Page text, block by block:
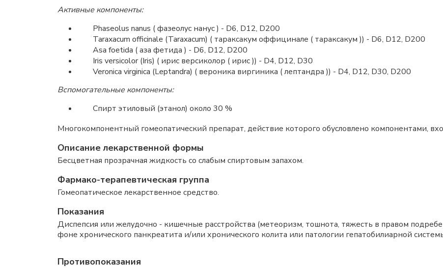
Активные компоненты:
Phaseolus nanus ( фазеолус нанус ) - D6, D12, D200
Taraxacum officinale (Taraxacum) ( тараксакум оффицинале ( тараксакум )) - D6, D12, D200
Asa foetida ( аза фетида ) - D6, D12, D200
Iris versicolor (Iris) ( ирис версиколор ( ирис )) - D4, D12, D30
Veronica virginica (Leptandra) ( вероника виргиника ( лептандра )) - D4, D12, D30, D200
Вспомогательные компоненты:
Спирт этиловый (этанол) около 30 %
Многокомпонентный гомеопатический препарат, действие которого обусловлено компонентами,
Описание лекарственной формы
Бесцветная прозрачная жидкость со слабым спиртовым запахом.
Фармако-терапевтическая группа
Гомеопатическое лекарственное средство.
Показания
Диспепсия или желудочно - кишечные расстройства (метеоризм, тошнота, тяжесть в правом
фоне хронического панкреатита и/или хронического колита или патологии гепатобилиарной
Противопоказания